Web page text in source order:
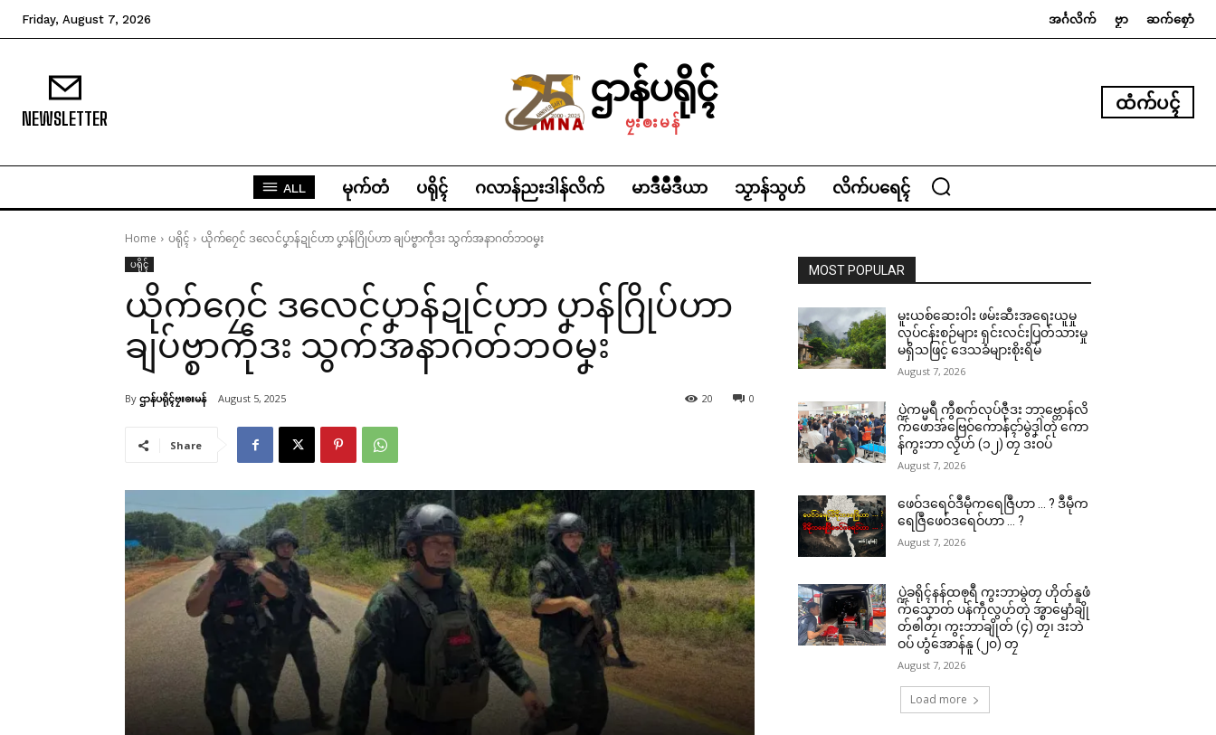
Friday, August 7, 2026 အၚ်္ဂလိက် ဗၟာ ဆက်စၠောံ
NEWSLETTER
ဌာန်ပရိုၚ်
ဗၠးၜးမန်
ထံက်ပၚ်
ALL မုက်တံ ပရိုၚ် ဂလာန်ညးဒါန်လိက် မာဒဳမဳဒဳယာ သၟာန်သွဟ် လိက်ပရေၚ်
Home ပရိုၚ် ယိုက်ဂၠေင် ဒလေင်ပၞာန်ဍုင်ဟာ ပၞာန်ဂြိုပ်ဟာ ချပ်ဗ္စာကဵုဒး သွက်အနာဂတ်ဘဝမၞး
ပရိုၚ်
ယိုက်ဂၠေင် ဒလေင်ပၞာန်ဍုင်ဟာ ပၞာန်ဂြိုပ်ဟာ
ချပ်ဗ္စာကဵုဒး သွက်အနာဂတ်ဘဝမၞး
By ဌာန်ပရိုၚ်ဗၠးၜးမန် August 5, 2025 0
20
Share
MOST POPULAR
မူးယစ်ဆေးဝါး ဖမ်းဆီးအရေးယူမှု
လုပ်ငန်းစဉ်များ ရှင်းလင်းပြတ်သားမှု
မရှိသဖြင့် ဒေသခံများစိုးရိမ်
August 7, 2026
ပ္ဍဲကမ္မရဳ ကွဳစက်လုပ်ဇီုဒး ဘာဗ္တောန်လိ
က်ဖောအ်ဗြေဝ်ကောန်ၚာ်မွဲဒၞါဲတုဲ ကော
န်ကွးဘာ လၟိဟ် (၁၂) တၠ ဒးဝပ်
August 7, 2026
ဖေဝ်ဒရေဝ်ဒဳမဵုကရေဇြဳဟာ … ? ဒဳမဵုက
ရေဇြဳဖေဝ်ဒရေဝ်ဟာ … ?
August 7, 2026
ပ္ဍဲခရိုၚ်နန်ထၜုရဳ ကွးဘာမွဲတၠ ဟိုတ်နူဖံ
က်သၞောတ် ပန်ကဵုလွဟ်တုဲ အ္စာၝောံချို
တ်ၜါတၠ၊ ကွးဘာချိုတ် (၄) တၠ၊ ဒးဘဲ
ဝပ် ဟွံအောန်နူ (၂၀) တၠ
August 7, 2026
Load more